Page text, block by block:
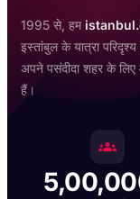
1995 से, हम
इस्तांबुल के यात्रा
अपने पसंदीदा शहर के लिए
हैं।